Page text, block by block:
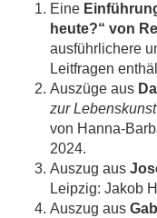
Eine
heute?“ von
ausführlichere
Leitfragen
Auszüge aus
zur
von Hanna-
2024.
Auszug aus
Leipzig: Jakob
Auszug aus